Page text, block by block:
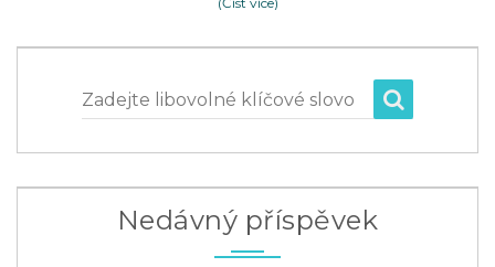
Zadejte libovolné klíčové slovo
Nedávný příspěvek